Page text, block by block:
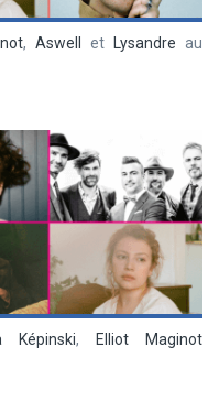
, Aswell et Lysandre au
Képinski,
Elliot Maginot